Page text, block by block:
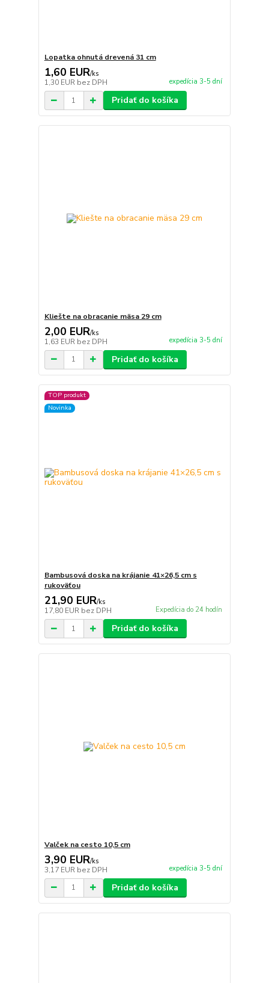
Lopatka ohnutá drevená 31 cm
1,60 EUR/ks
1,30 EUR bez DPH expedícia 3-5 dní
Pridať do košíka
Kliešte na obracanie mäsa 29 cm
2,00 EUR/ks
1,63 EUR bez DPH expedícia 3-5 dní
Pridať do košíka
TOP produkt
Novinka
Bambusová doska na krájanie 41×26,5 cm s
rukoväťou
21,90 EUR/ks
17,80 EUR bez DPH Expedícia do 24 hodín
Pridať do košíka
Valček na cesto 10,5 cm
3,90 EUR/ks
3,17 EUR bez DPH expedícia 3-5 dní
Pridať do košíka